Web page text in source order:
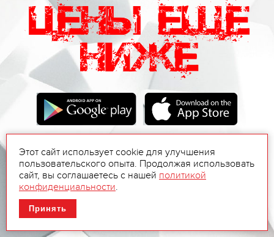
Этот сайт использует cookie для улучшения
пользовательского опыта. Продолжая использовать
сайт, вы соглашаетесь с нашей политикой
конфиденциальности.
Принять